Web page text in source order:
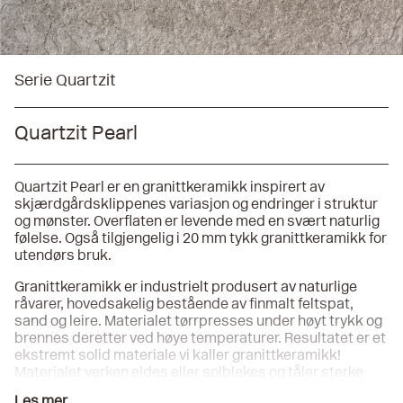
Serie Quartzit
Quartzit Pearl
Quartzit Pearl er en granittkeramikk inspirert av
skjærdgårdsklippenes variasjon og endringer i struktur
og mønster. Overflaten er levende med en svært naturlig
følelse. Også tilgjengelig i 20 mm tykk granittkeramikk for
utendørs bruk.
Granittkeramikk er industrielt produsert av naturlige
råvarer, hovedsakelig bestående av finmalt feltspat,
sand og leire. Materialet tørrpresses under høyt trykk og
brennes deretter ved høye temperaturer. Resultatet er et
ekstremt solid materiale vi kaller granittkeramikk!
Materialet verken eldes eller solblekes og tåler sterke